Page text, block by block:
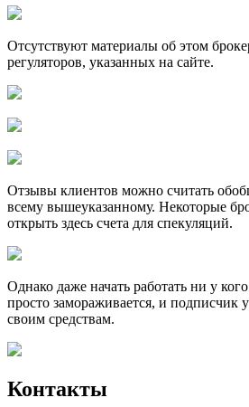
Отсутствуют материалы об этом
регуляторов, указанных на сайте.
Отзывы клиентов можно считать
всему вышеуказанному. Некоторые
открыть здесь счета для спекуляций.
Однако даже начать работать ни у
просто замораживается, и подписчик
своим средствам.
Контакты